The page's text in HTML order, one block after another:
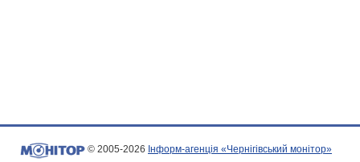
© 2005-2026 Інформ-агенція «Чернігівський монітор»